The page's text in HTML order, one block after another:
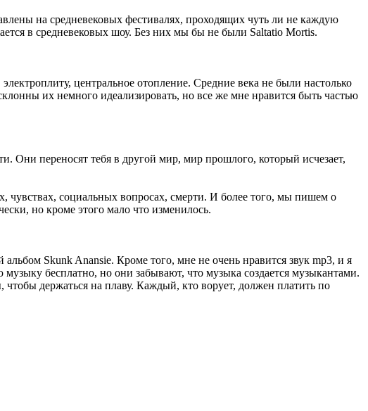
на средневековых фестивалях, проходящих чуть ли не каждую
в средневековых шоу. Без них мы бы не были Saltatio Mortis.
центральное отопление. Средние века не были настолько
их немного идеализировать, но все же мне нравится быть частью
Они переносят тебя в другой мир, мир прошлого, который исчезает,
чувствах, социальных вопросах, смерти. И более того, мы пишем о
но кроме этого мало что изменилось.
Skunk Anansie. Кроме того, мне не очень нравится звук mp3, и я
бесплатно, но они забывают, что музыка создается музыкантами.
держаться на плаву. Каждый, кто ворует, должен платить по